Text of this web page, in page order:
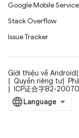
Google Mobile
Stack Overflow
Issue Tracker
Giới thiệu về Android
Quyền riêng tư
ICP证合字B2-